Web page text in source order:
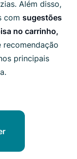
Além disso,
com sugestões
no carrinho,
recomendação
principais